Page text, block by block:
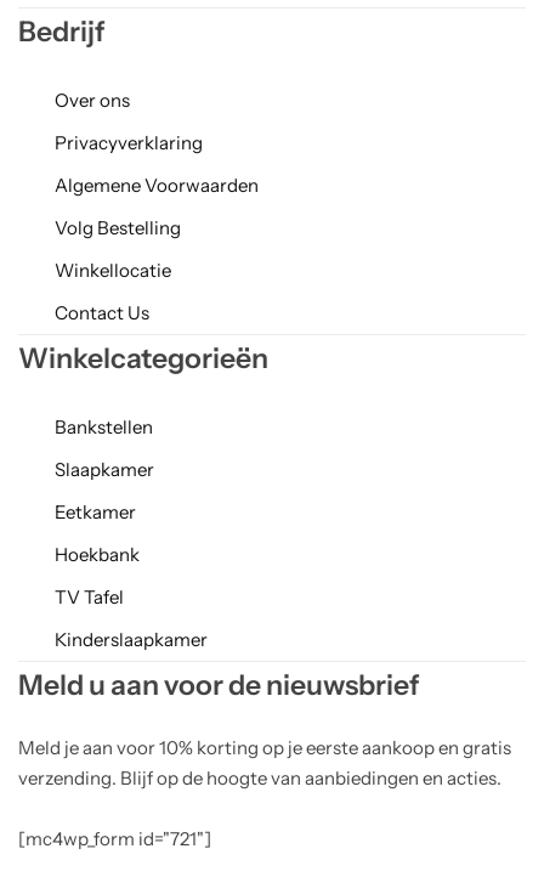
Bedrijf
Over ons
Privacyverklaring
Algemene Voorwaarden
Volg Bestelling
Winkellocatie
Contact Us
Winkelcategorieën
Bankstellen
Slaapkamer
Eetkamer
Hoekbank
TV Tafel
Kinderslaapkamer
Meld u aan voor de nieuwsbrief
Meld je aan voor 10% korting op je eerste aankoop en gratis
verzending. Blijf op de hoogte van aanbiedingen en acties.
[mc4wp_form id="721"]